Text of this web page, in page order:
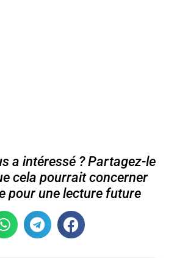
a intéressé ? Partagez-le
cela pourrait concerner
pour une lecture future